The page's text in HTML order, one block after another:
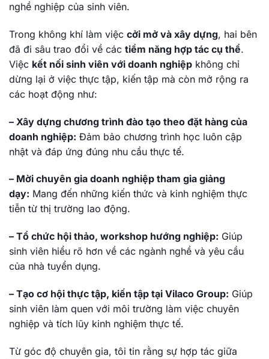
nghề nghiệp của sinh viên.
Trong không khí làm việc cởi mở và xây dựng, hai bên
đã đi sâu trao đổi về các tiềm năng hợp tác cụ thể.
Việc kết nối sinh viên với doanh nghiệp không chỉ
dừng lại ở việc thực tập, kiến tập mà còn mở rộng ra
các hoạt động như:
– Xây dựng chương trình đào tạo theo đặt hàng của
doanh nghiệp: Đảm bảo chương trình học luôn cập
nhật và đáp ứng đúng nhu cầu thực tế.
– Mời chuyên gia doanh nghiệp tham gia giảng
dạy: Mang đến những kiến thức và kinh nghiệm thực
tiễn từ thị trường lao động.
– Tổ chức hội thảo, workshop hướng nghiệp: Giúp
sinh viên hiểu rõ hơn về các ngành nghề và yêu cầu
của nhà tuyển dụng.
– Tạo cơ hội thực tập, kiến tập tại Vilaco Group: Giúp
sinh viên làm quen với môi trường làm việc chuyên
nghiệp và tích lũy kinh nghiệm thực tế.
Từ góc độ chuyên gia, tôi tin rằng sự hợp tác giữa